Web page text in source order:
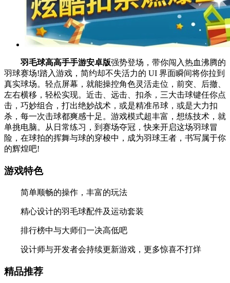
羽毛球高高手手游安卓版强势登场，带你闯入热血沸腾的
羽球赛场!踏入游戏，简约却不失活力的 UI 界面瞬间将你拉到
真实球场。轻点屏幕，就能操控角色灵活走位，前突、后撤、
左右横移，轻松实现。近击、远击、扣杀，三大击球键任你点
击，巧妙组合，打出绝妙战术，或是精准吊球，或是大力扣
杀，每一次击球都爽感十足。游戏模式超丰富，想练技术，就
单挑电脑。从日常练习，到赛场夺冠，快来开启这场羽球冒
险，在球拍的挥舞与球的穿梭中，成为羽球王者，书写属于你
的辉煌吧!
游戏特色
简单顺畅的操作，丰富的玩法
精心设计的羽毛球配件及运动套装
排行榜中与大师们一决高低吧
设计师与开发者会持续更新游戏，更多惊喜不打烊
精品推荐